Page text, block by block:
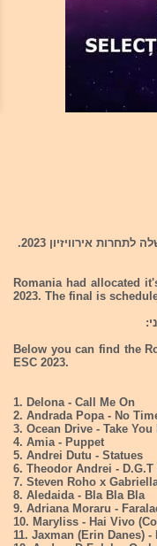
רומניה שיבצה היום את השירים בגמר קדם שלה לתחרות אירוויזיון 2023.
Romania had allocated
2023. The final is
Below you can find the
ESC 2023.
1. Delona - Call Me On
2. Andrada Popa - No
3. Ocean Drive - Take You
4. Amia - Puppet
5. Andrei Dutu - Statues
6. Theodor Andrei - D.G.T
7. Steven Roho x
8. Aledaida - Bla Bla Bla
9. Adriana Moraru -
10. Maryliss - Hai Vivo
11. Jaxman (Erin Danes) -